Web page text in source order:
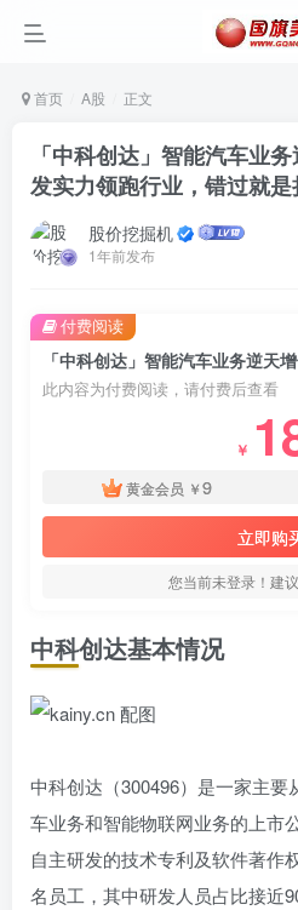
首页 A股 正文
「中科创达」智能汽车业
发实力领跑行业，错过就是
股价挖掘机
1年前发布
此内容为付费阅读，请付费后查看
￥
黄金会员 ￥9
立即购
您当前未登录！建
付费阅读
中科创达基本情况
中科创达（300496）是一家主
车业务和智能物联网业务的上市
自主研发的技术专利及软件著作
名员工，其中研发人员占比接近